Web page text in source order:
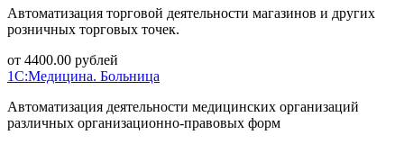
Автоматизация торговой деятельности магазинов и других
розничных торговых точек.
от 4400.00 рублей
1С:Медицина. Больница
Автоматизация деятельности медицинских организаций
различных организационно-правовых форм